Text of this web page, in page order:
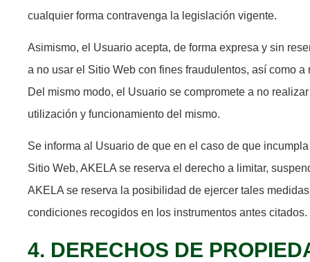
cualquier forma contravenga la legislación vigente.
Asimismo, el Usuario acepta, de forma expresa y sin
a no usar el Sitio Web con fines fraudulentos, así como
Del mismo modo, el Usuario se compromete a no
utilización y funcionamiento del mismo.
Se informa al Usuario de que en el caso de que
Sitio Web, AKELA se reserva el derecho a limitar,
AKELA se reserva la posibilidad de ejercer tales
condiciones recogidos en los instrumentos antes citados.
4. DERECHOS DE